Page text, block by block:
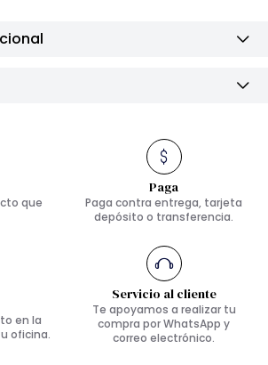
que
Paga
Paga contra entrega, tarjeta
depósito o transferencia.
en la
oficina.
Servicio al cliente
Te apoyamos a realizar tu
compra por WhatsApp y
correo electrónico.